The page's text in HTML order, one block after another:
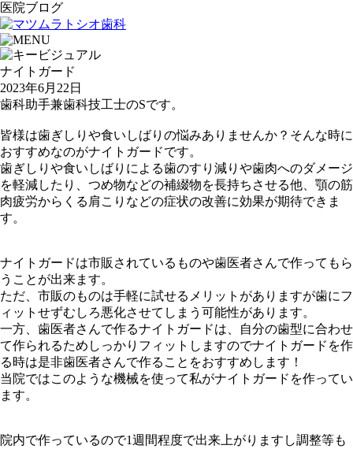
医院ブログ
ナイトガード
2023年6月22日
歯科助手兼歯科技工士のSです。
皆様は歯ぎしりや食いしばりの悩みありませんか？そんな時に
おすすめなのがナイトガードです。
歯ぎしりや食いしばりによる歯のすり減りや歯肉へのダメージ
を軽減したり、つめ物などの補綴物を長持ちさせる他、顎の筋
肉疲労からくる肩こりなどの症状の改善に効果が期待できま
す。
ナイトガードは市販されているものや歯医者さんで作ってもら
うことが出来ます。
ただ、市販のものは手軽に試せるメリットがありますが歯にフ
ィットせずむしろ悪化させてしまう可能性があります。
一方、歯医者さんで作るナイトガードは、自分の歯型に合わせ
て作られるためしっかりフィットしますのでナイトガードを作
る時は是非歯医者さんで作ることをおすすめします！
当院ではこのような機械を使って私がナイトガードを作ってい
ます。
院内で作っているので1週間程度で出来上がりますし調整等も